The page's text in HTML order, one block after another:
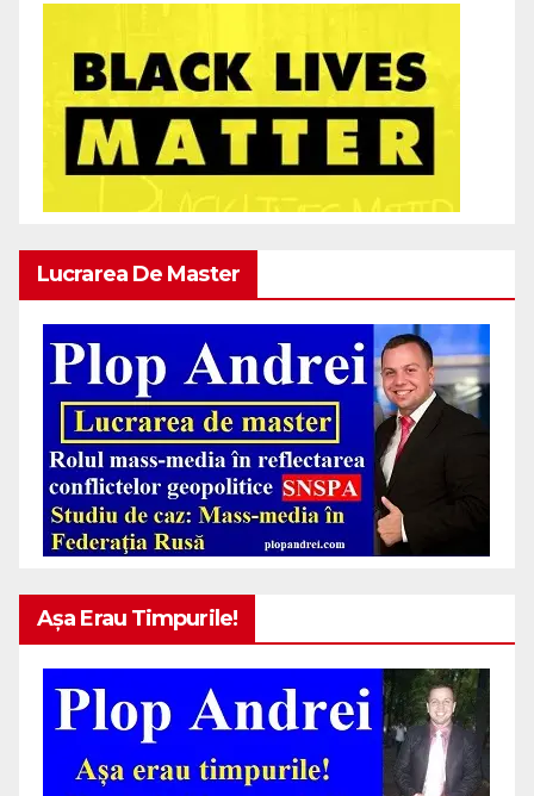
Lucrarea De Master
Așa Erau Timpurile!